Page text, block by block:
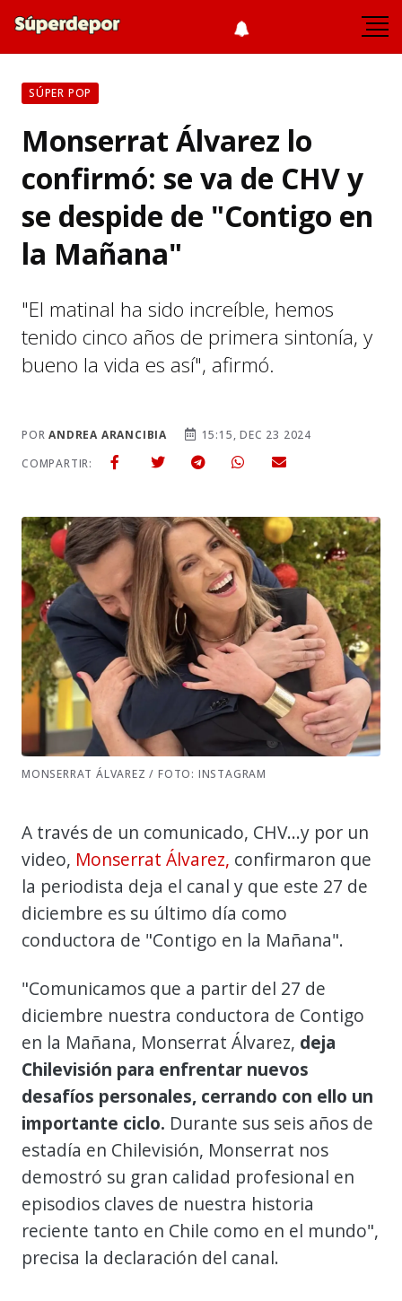
SÚPER POP
Monserrat Álvarez lo
confirmó: se va de CHV y
se despide de "Contigo en
la Mañana"
"El matinal ha sido increíble, hemos
tenido cinco años de primera sintonía, y
bueno la vida es así", afirmó.
PORANDREA ARANCIBIA
15:15, DEC 23 2024
COMPARTIR:
MONSERRAT ÁLVAREZ / FOTO: INSTAGRAM
A través de un comunicado, CHV...y por un
video, Monserrat Álvarez, confirmaron que
la periodista deja el canal y que este 27 de
diciembre es su último día como
conductora de "Contigo en la Mañana".
"Comunicamos que a partir del 27 de
diciembre nuestra conductora de Contigo
en la Mañana, Monserrat Álvarez, deja
Chilevisión para enfrentar nuevos
desafíos personales, cerrando con ello un
importante ciclo. Durante sus seis años de
estadía en Chilevisión, Monserrat nos
demostró su gran calidad profesional en
episodios claves de nuestra historia
reciente tanto en Chile como en el mundo",
precisa la declaración del canal.